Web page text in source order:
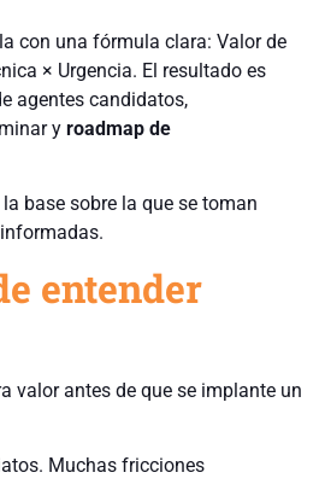
con una fórmula clara: Valor de
× Urgencia. El resultado es
agentes candidatos,
y roadmap de
base sobre la que se toman
entender
valor antes de que se implante un
Muchas fricciones